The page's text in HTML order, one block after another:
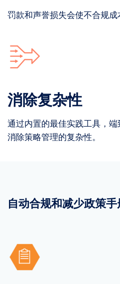
罚款和声誉损失会使不合规
消除复杂性
通过内置的最佳实践工具，
消除策略管理的复杂性。
自动合规和减少政策